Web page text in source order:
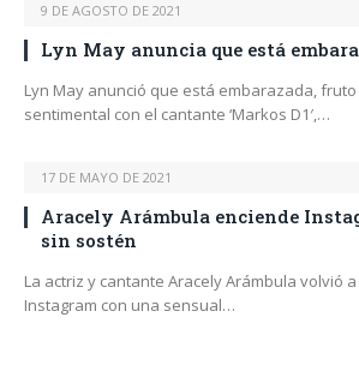
9 DE AGOSTO DE 2021
Lyn May anuncia que está
Lyn May anunció que está embarazada,
sentimental con el cantante ‘Markos D1′,…
17 DE MAYO DE 2021
Aracely Arámbula enciende
sin sostén
La actriz y cantante Aracely Arámbula volvió
Instagram con una sensual…